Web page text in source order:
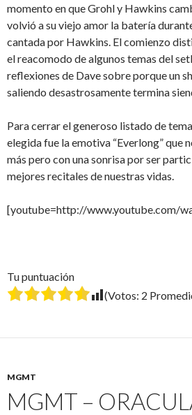
momento en que Grohl y Hawkins
volvió a su viejo amor la batería
cantada por Hawkins. El comienzo
el reacomodo de algunos temas del
reflexiones de Dave sobre porque un
saliendo desastrosamente termina
Para cerrar el generoso listado de
elegida fue la emotiva “Everlong” que
más pero con una sonrisa por ser
mejores recitales de nuestras vidas.
[youtube=http://www.youtube.com/
Tu puntuación
(Votos: 2
MGMT
MGMT –